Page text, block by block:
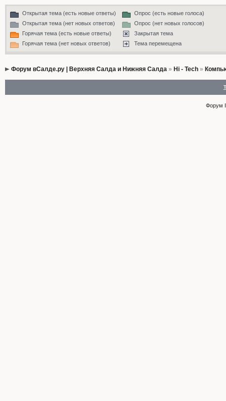
Открытая тема (есть новые ответы)
Открытая тема (нет новых ответов)
Горячая тема (есть новые ответы)
Горячая тема (нет новых ответов)
Опрос (есть новые голоса)
Опрос (нет новых голосов)
Закрытая тема
Тема перемещена
Форум вСалде.ру | Верхняя Салда и Нижняя Салда» Hi - Tech»
Форум